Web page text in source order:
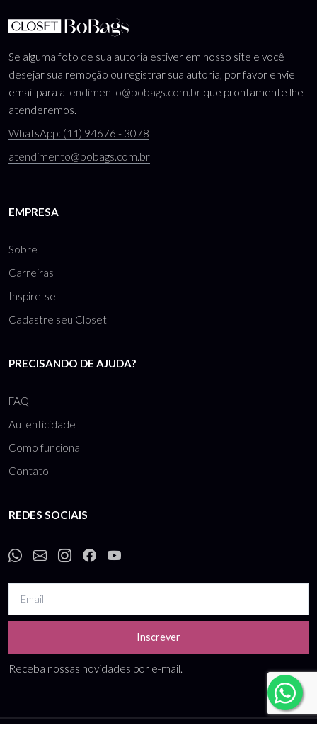
Se alguma foto de sua autoria estiver em nosso site e você
desejar sua remoção ou registrar sua autoria, por favor envie
email para atendimento@bobags.com.br que prontamente lhe
atenderemos.
WhatsApp: (11) 94676 - 3078
atendimento@bobags.com.br
EMPRESA
Sobre
Carreiras
Inspire-se
Cadastre seu Closet
PRECISANDO DE AJUDA?
FAQ
Autenticidade
Como funciona
Contato
REDES SOCIAIS
Inscrever
Receba nossas novidades por e-mail.